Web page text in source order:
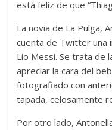
está feliz de que
La novia de La Pulga,
cuenta de Twitter una
Lio Messi. Se trata de
apreciar la cara del
fotografiado con
tapada, celosamente
Por otro lado,